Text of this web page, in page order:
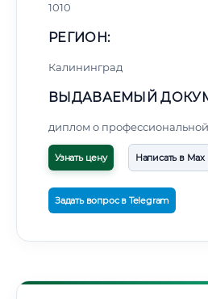
• Маршрут транзита:~3 858 км
• Экспресс-доставка СДЭК / Почтой:
6–8
📜 Документы и аккредитация
1010
РЕГИОН:
Калининград
ВЫДАВАЕМЫЙ
диплом о
Узнать цену Написать в Max
Задать вопрос в Telegram